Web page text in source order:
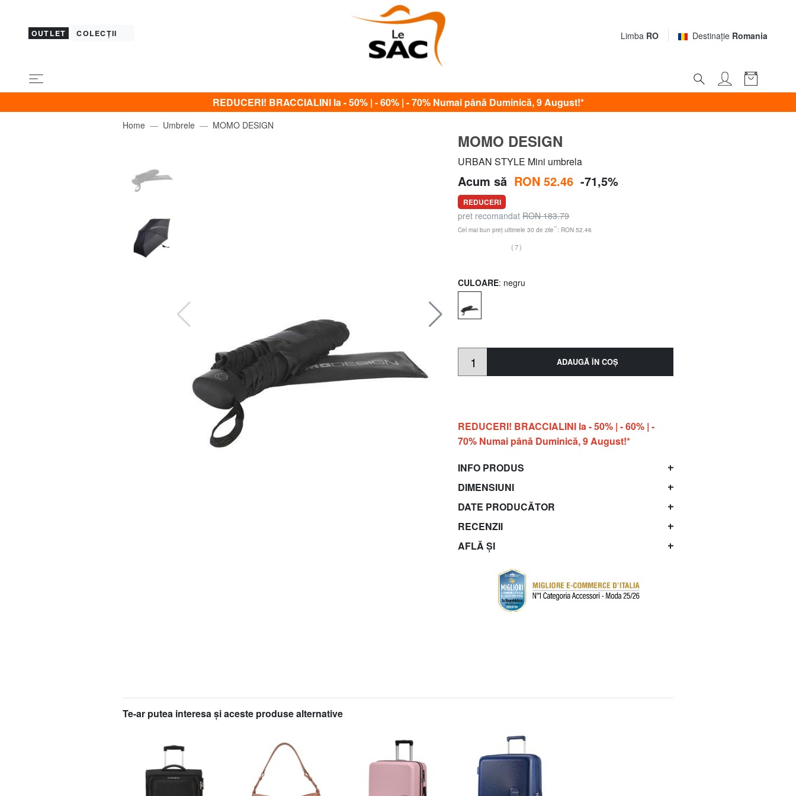
OUTLET COLECȚII Limba RO Destinaţie Romania
REDUCERI! BRACCIALINI la - 50% | - 60% | - 70% Numai până Duminică, 9 August!*
Home Umbrele MOMO DESIGN
MOMO DESIGN
URBAN STYLE Mini umbrela
Acum să RON 52.46 -71,5%
REDUCERI
pret recomandatRON 183.79
Cel mai bun preț ultimele 30 de zile**: RON 52.46
(7)
CULOARE: negru
ADAUGĂ ÎN COŞ
REDUCERI! BRACCIALINI la - 50% | - 60% | -
70% Numai până Duminică, 9 August!*
INFO PRODUS
DIMENSIUNI
DATE PRODUCĂTOR
RECENZII
AFLĂ ȘI
Te-ar putea interesa şi aceste produse alternative